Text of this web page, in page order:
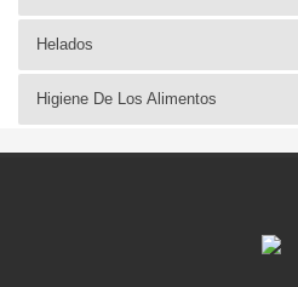
Helados
Higiene De Los Alimentos